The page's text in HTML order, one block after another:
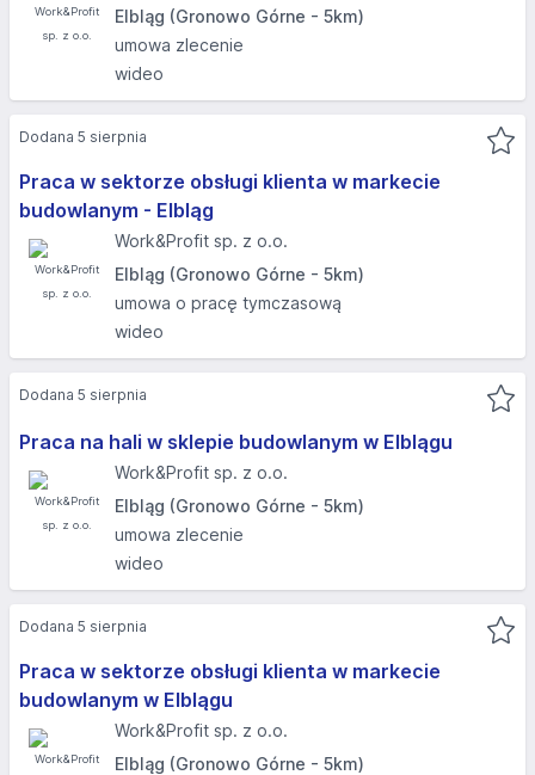
Elbląg (Gronowo Górne - 5km)
umowa zlecenie
wideo
Praca w sektorze obsługi klienta w markecie
budowlanym - Elbląg
Work&Profit sp. z o.o.
Elbląg (Gronowo Górne - 5km)
umowa o pracę tymczasową
wideo
Dodana 5 sierpnia
Praca na hali w sklepie budowlanym w Elblągu
Work&Profit sp. z o.o.
Elbląg (Gronowo Górne - 5km)
umowa zlecenie
wideo
Dodana 5 sierpnia
Praca w sektorze obsługi klienta w markecie
budowlanym w Elblągu
Work&Profit sp. z o.o.
Elbląg (Gronowo Górne - 5km)
Dodana 5 sierpnia